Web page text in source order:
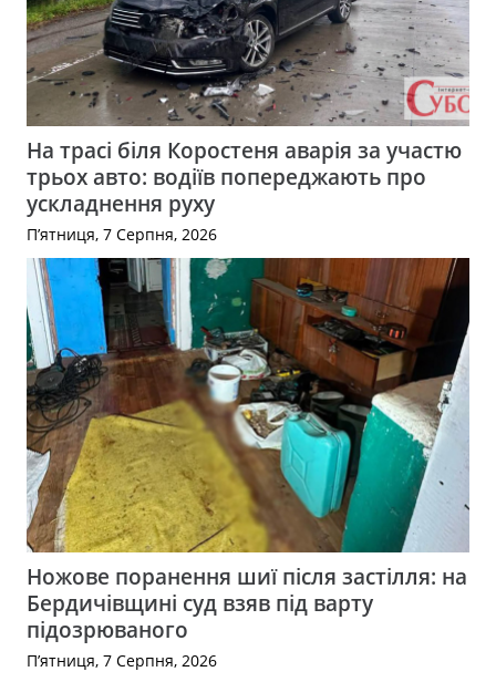
На трасі біля Коростеня аварія за участю
трьох авто: водіїв попереджають про
ускладнення руху
П’ятниця, 7 Серпня, 2026
Ножове поранення шиї після застілля: на
Бердичівщині суд взяв під варту
підозрюваного
П’ятниця, 7 Серпня, 2026